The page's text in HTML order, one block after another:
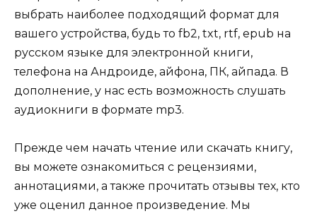
выбрать наиболее подходящий формат для
вашего устройства, будь то fb2, txt, rtf, epub на
русском языке для электронной книги,
телефона на Андроиде, айфона, ПК, айпада. В
дополнение, у нас есть возможность слушать
аудиокниги в формате mp3.
Прежде чем начать чтение или скачать книгу,
вы можете ознакомиться с рецензиями,
аннотациями, а также прочитать отзывы тех, кто
уже оценил данное произведение. Мы